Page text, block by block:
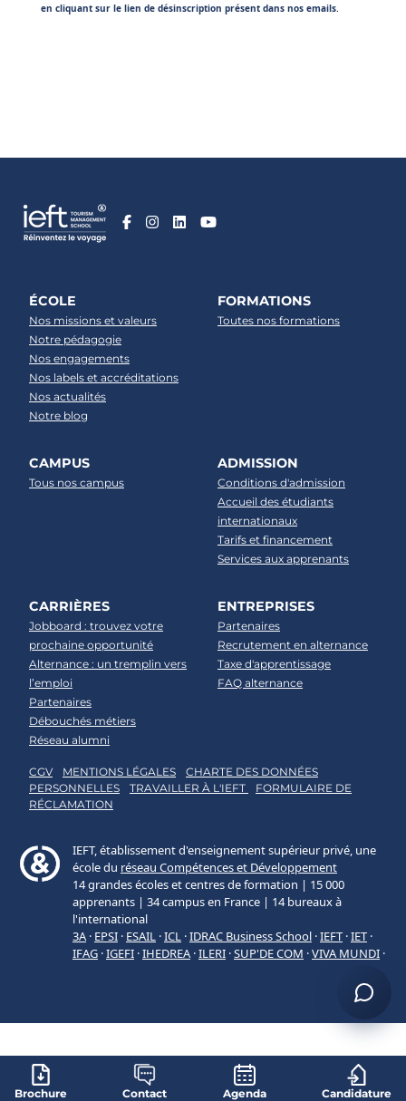
en cliquant sur le lien de désinscription présent dans nos emails.
Brochure Contact Agenda Candidature
ÉCOLE
Nos missions et valeurs
Notre pédagogie
Nos engagements
Nos labels et accréditations
Nos actualités
Notre blog
FORMATIONS
Toutes nos formations
CAMPUS
Tous nos campus
ADMISSION
Conditions d'admission
Accueil des étudiants
internationaux
Tarifs et financement
Services aux apprenants
CARRIÈRES
Jobboard : trouvez votre
prochaine opportunité
Alternance : un tremplin vers
l’emploi
Partenaires
Débouchés métiers
Réseau alumni
ENTREPRISES
Partenaires
Recrutement en alternance
Taxe d'apprentissage
FAQ alternance
CGV MENTIONS LÉGALES
CHARTE DES DONNÉES
PERSONNELLES
TRAVAILLER À L'IEFT
FORMULAIRE DE
RÉCLAMATION